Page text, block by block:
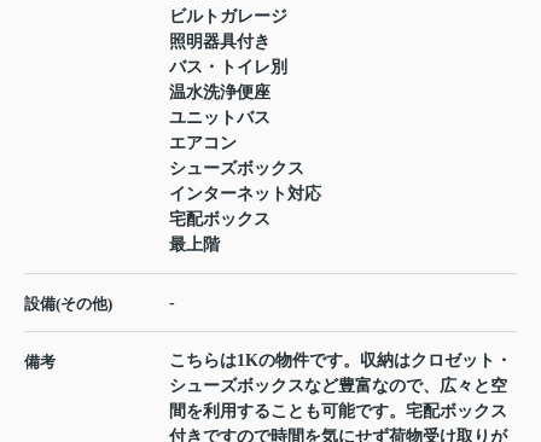
ビルトガレージ
照明器具付き
バス・トイレ別
温水洗浄便座
ユニットバス
エアコン
シューズボックス
インターネット対応
宅配ボックス
最上階
設備(その他) -
備考
こちらは1Kの物件です。収納はクロゼット・
シューズボックスなど豊富なので、広々と空
間を利用することも可能です。宅配ボックス
付きですので時間を気にせず荷物受け取りが